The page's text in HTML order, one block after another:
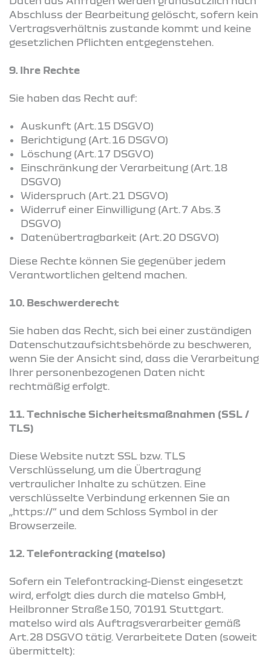
Abschluss der Bearbeitung gelöscht, sofern kein
Vertragsverhältnis zustande kommt und keine
gesetzlichen Pflichten entgegenstehen.
9. Ihre Rechte
Sie haben das Recht auf:
Auskunft (Art. 15 DSGVO)
Berichtigung (Art. 16 DSGVO)
Löschung (Art. 17 DSGVO)
Einschränkung der Verarbeitung (Art. 18
DSGVO)
Widerspruch (Art. 21 DSGVO)
Widerruf einer Einwilligung (Art. 7 Abs. 3
DSGVO)
Datenübertragbarkeit (Art. 20 DSGVO)
Diese Rechte können Sie gegenüber jedem
Verantwortlichen geltend machen.
10. Beschwerderecht
Sie haben das Recht, sich bei einer zuständigen
Datenschutzaufsichtsbehörde zu beschweren,
wenn Sie der Ansicht sind, dass die Verarbeitung
Ihrer personenbezogenen Daten nicht
rechtmäßig erfolgt.
11. Technische Sicherheitsmaßnahmen (SSL /
TLS)
Diese Website nutzt SSL bzw. TLS
Verschlüsselung, um die Übertragung
vertraulicher Inhalte zu schützen. Eine
verschlüsselte Verbindung erkennen Sie an
„https://“ und dem Schloss Symbol in der
Browserzeile.
12. Telefontracking (matelso)
Sofern ein Telefontracking-Dienst eingesetzt
wird, erfolgt dies durch die matelso GmbH,
Heilbronner Straße 150, 70191 Stuttgart.
matelso wird als Auftragsverarbeiter gemäß
Art. 28 DSGVO tätig. Verarbeitete Daten (soweit
übermittelt):